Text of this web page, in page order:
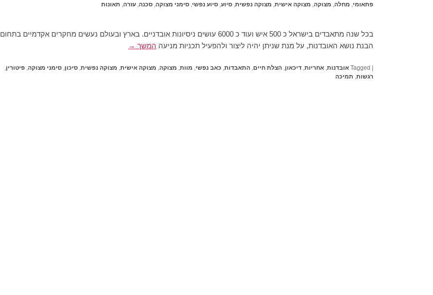
פתאומי מחלה מצוקה מצוקה אישית מצוקה נפשית סיוע סיוע נפשי סימני מצוקה סכנה עזרה תאונות
בכל שנה מתאבדים בישראל כ 500 איש ועוד כ 6000 עושים ניסיונות אובדניים. בארץ ובעולם נעשים מחקרים אקדמיים בתחום
הבנת נושא האובדנות, על מנת שניתן יהיה ליצור ולהפעיל תכניות מניעה המשך →
Tagged אובדנות, אחריות, דיכאון, הצלת חיים, התאבדות, כאב נפשי, מוות, מצוקה, מצוקה אישית, מצוקה נפשית, סיכון, סימני מצוקה, פיטורין,
רגשות, תמיכה